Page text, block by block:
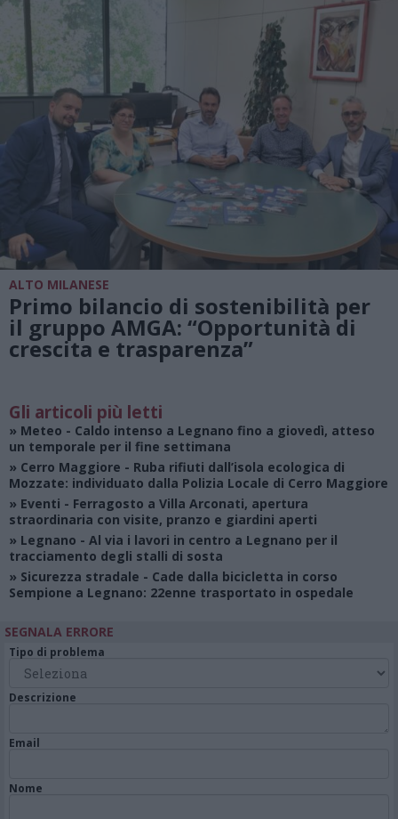
ALTO MILANESE
Primo bilancio di sostenibilità per
il gruppo AMGA: “Opportunità di
crescita e trasparenza”
Gli articoli più letti
» Meteo - Caldo intenso a Legnano fino a giovedì, atteso
un temporale per il fine settimana
» Cerro Maggiore - Ruba rifiuti dall’isola ecologica di
Mozzate: individuato dalla Polizia Locale di Cerro Maggiore
» Eventi - Ferragosto a Villa Arconati, apertura
straordinaria con visite, pranzo e giardini aperti
» Legnano - Al via i lavori in centro a Legnano per il
tracciamento degli stalli di sosta
» Sicurezza stradale - Cade dalla bicicletta in corso
Sempione a Legnano: 22enne trasportato in ospedale
SEGNALA ERRORE
Tipo di problema
Descrizione
Email
Nome